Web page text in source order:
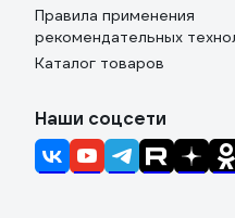
Правила применения
рекомендательных
Каталог товаров
Наши соцсети